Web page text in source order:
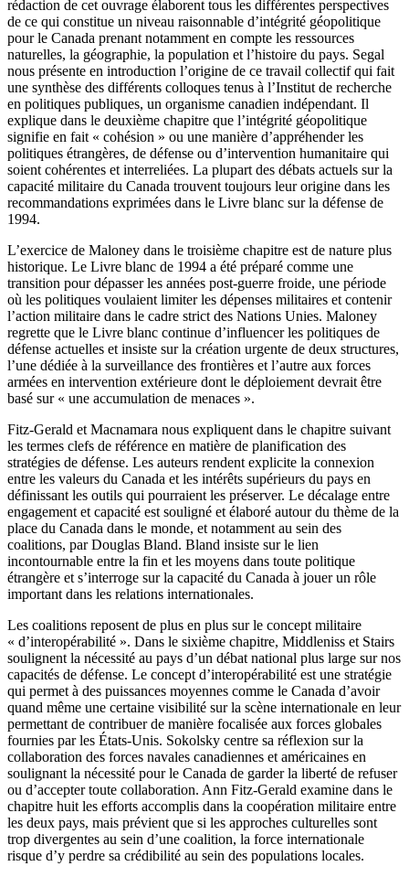
rédaction de cet ouvrage élaborent tous les différentes perspectives
de ce qui constitue un niveau raisonnable d’intégrité géopolitique
pour le Canada prenant notamment en compte les ressources
naturelles, la géographie, la population et l’histoire du pays. Segal
nous présente en introduction l’origine de ce travail collectif qui fait
une synthèse des différents colloques tenus à l’Institut de recherche
en politiques publiques, un organisme canadien indépendant. Il
explique dans le deuxième chapitre que l’intégrité géopolitique
signifie en fait « cohésion » ou une manière d’appréhender les
politiques étrangères, de défense ou d’intervention humanitaire qui
soient cohérentes et interreliées. La plupart des débats actuels sur la
capacité militaire du Canada trouvent toujours leur origine dans les
recommandations exprimées dans le Livre blanc sur la défense de
1994.
L’exercice de Maloney dans le troisième chapitre est de nature plus
historique. Le Livre blanc de 1994 a été préparé comme une
transition pour dépasser les années post-guerre froide, une période
où les politiques voulaient limiter les dépenses militaires et contenir
l’action militaire dans le cadre strict des Nations Unies. Maloney
regrette que le Livre blanc continue d’influencer les politiques de
défense actuelles et insiste sur la création urgente de deux structures,
l’une dédiée à la surveillance des frontières et l’autre aux forces
armées en intervention extérieure dont le déploiement devrait être
basé sur « une accumulation de menaces ».
Fitz-Gerald et Macnamara nous expliquent dans le chapitre suivant
les termes clefs de référence en matière de planification des
stratégies de défense. Les auteurs rendent explicite la connexion
entre les valeurs du Canada et les intérêts supérieurs du pays en
définissant les outils qui pourraient les préserver. Le décalage entre
engagement et capacité est souligné et élaboré autour du thème de la
place du Canada dans le monde, et notamment au sein des
coalitions, par Douglas Bland. Bland insiste sur le lien
incontournable entre la fin et les moyens dans toute politique
étrangère et s’interroge sur la capacité du Canada à jouer un rôle
important dans les relations internationales.
Les coalitions reposent de plus en plus sur le concept militaire
« d’interopérabilité ». Dans le sixième chapitre, Middleniss et Stairs
soulignent la nécessité au pays d’un débat national plus large sur nos
capacités de défense. Le concept d’interopérabilité est une stratégie
qui permet à des puissances moyennes comme le Canada d’avoir
quand même une certaine visibilité sur la scène internationale en leur
permettant de contribuer de manière focalisée aux forces globales
fournies par les États-Unis. Sokolsky centre sa réflexion sur la
collaboration des forces navales canadiennes et américaines en
soulignant la nécessité pour le Canada de garder la liberté de refuser
ou d’accepter toute collaboration. Ann Fitz-Gerald examine dans le
chapitre huit les efforts accomplis dans la coopération militaire entre
les deux pays, mais prévient que si les approches culturelles sont
trop divergentes au sein d’une coalition, la force internationale
risque d’y perdre sa crédibilité au sein des populations locales.